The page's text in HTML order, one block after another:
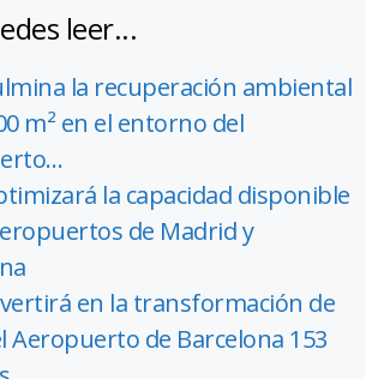
leer...
la recuperación ambiental
m² en el entorno del
la capacidad disponible
de Madrid y
en la transformación de
Aeropuerto de Barcelona 153